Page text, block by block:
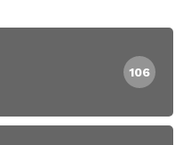
106